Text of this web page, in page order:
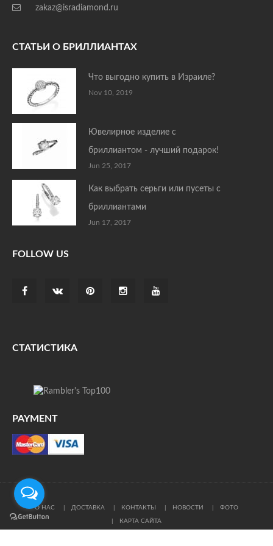
zakaz@isradiamond.ru
СТАТЬИ О БРИЛЛИАНТАХ
Что выгодно купить в Израиле?
Nov 10, 2019
Ювелирное изделие с
бриллиантом - лучший подарок!
Jun 25, 2017
Как выбрать серьги или пусеты с
бриллиантами
Jun 17, 2017
FOLLOW US
СТАТИСТИКА
PAYMENT
О НАС ДОСТАВКА КОНТАКТЫ НОВОСТИ ФОТО
КАРТА САЙТА